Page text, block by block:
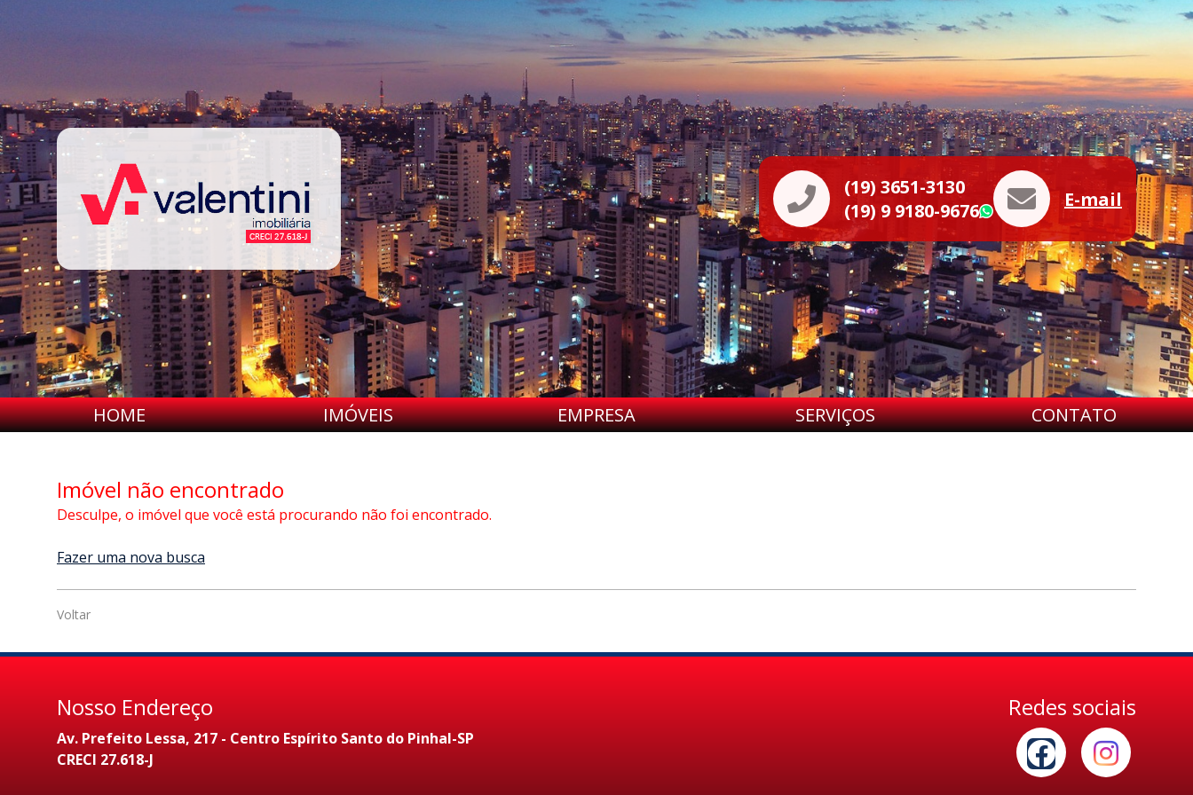
(19) 3651-3130
(19) 9 9180-9676
WhatsApp
E-mail
HOME IMÓVEIS EMPRESA SERVIÇOS CONTATO
Imóvel não encontrado
Desculpe, o imóvel que você está procurando não foi encontrado.
Fazer uma nova busca
Voltar
Nosso Endereço
Av. Prefeito Lessa, 217 - Centro Espírito Santo do Pinhal-SP
CRECI 27.618-J
Redes sociais